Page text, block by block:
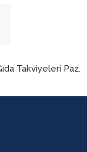
Takviyeleri Paz.